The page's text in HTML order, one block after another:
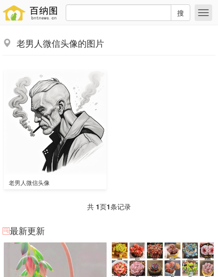
搜
老男人微信头像的图片
老男人微信头像
共 1页1条记录
最新更新